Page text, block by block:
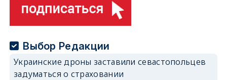
Выбор Редакции
Украинские дроны заставили севастопольцев
задуматься о страховании